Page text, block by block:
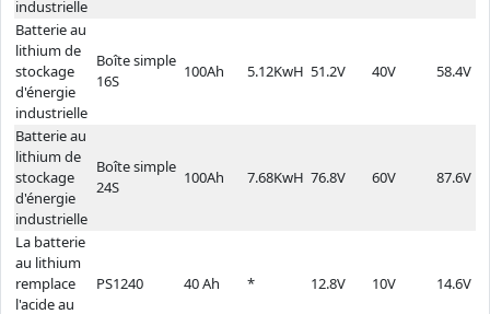
industrielle
Batterie au
lithium de
stockage
d'énergie
industrielle
Boîte simple
16S
100Ah 5.12KwH 51.2V 40V 58.4V
Batterie au
lithium de
stockage
d'énergie
industrielle
Boîte simple
24S
100Ah 7.68KwH 76.8V 60V 87.6V
La batterie
au lithium
remplace
l'acide au
PS1240 40 Ah * 12.8V 10V 14.6V